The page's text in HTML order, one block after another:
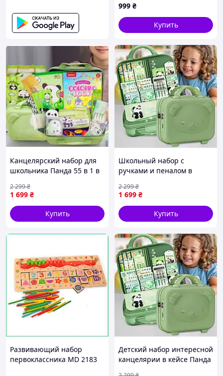
канцелярии канцтоваров
для первоклассницы Kite
999 ₴
Купить
Канцелярский набор для
школьника Панда 55 в 1 в
комплект ручек и
карандашей с пеналом для
детей
1 699 ₴
2 299₴
Купить
Школьный набор с
ручками и пеналом в
кейсе большой комплект
канцелярских
принадлежностей ребенку
1 699 ₴
2 299₴
Купить
Развивающий набор
первоклассника MD 2183
Детский набор интересной
канцелярии в кейсе Панда